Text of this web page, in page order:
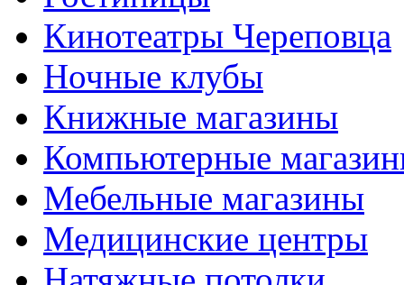
Кинотеатры Череповца
Ночные клубы
Книжные магазины
Компьютерные
Мебельные магазины
Медицинские центры